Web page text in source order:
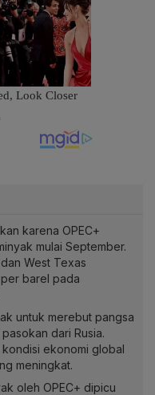
karena OPEC+
mulai September.
West Texas
barel pada
untuk merebut pangsa
dari Rusia.
ekonomi global
meningkat.
oleh OPEC+ dipicu